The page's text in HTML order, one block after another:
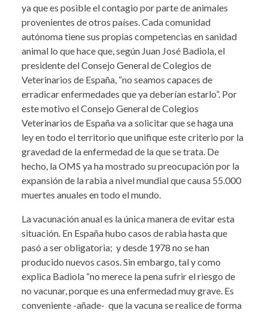
ya que es posible el contagio por parte de animales
provenientes de otros países. Cada comunidad
autónoma tiene sus propias competencias en sanidad
animal lo que hace que, según Juan José Badiola, el
presidente del Consejo General de Colegios de
Veterinarios de España, “no seamos capaces de
erradicar enfermedades que ya deberían estarlo”. Por
este motivo el Consejo General de Colegios
Veterinarios de España va a solicitar que se haga una
ley en todo el territorio que unifique este criterio por la
gravedad de la enfermedad de la que se trata. De
hecho, la OMS ya ha mostrado su preocupación por la
expansión de la rabia a nivel mundial que causa 55.000
muertes anuales en todo el mundo.
La vacunación anual es la única manera de evitar esta
situación. En España hubo casos de rabia hasta que
pasó a ser obligatoria; y desde 1978 no se han
producido nuevos casos. Sin embargo, tal y como
explica Badiola “no merece la pena sufrir el riesgo de
no vacunar, porque es una enfermedad muy grave. Es
conveniente -añade- que la vacuna se realice de forma